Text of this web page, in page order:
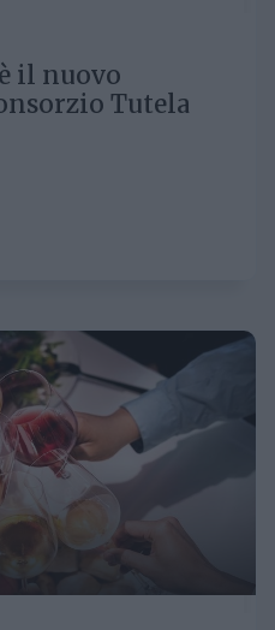
il nuovo
Tutela